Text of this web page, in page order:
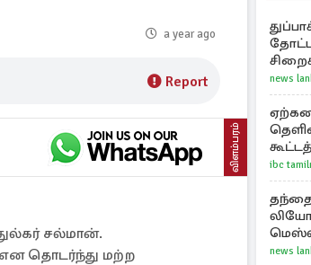
a year ago
Report
விளம்பரம்
சல்மான்.
என தொடர்ந்து மற்ற
முயன்ற
news
என்ன?
ibc
news